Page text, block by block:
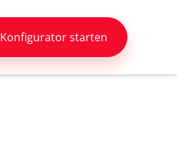
Konfigurator starten